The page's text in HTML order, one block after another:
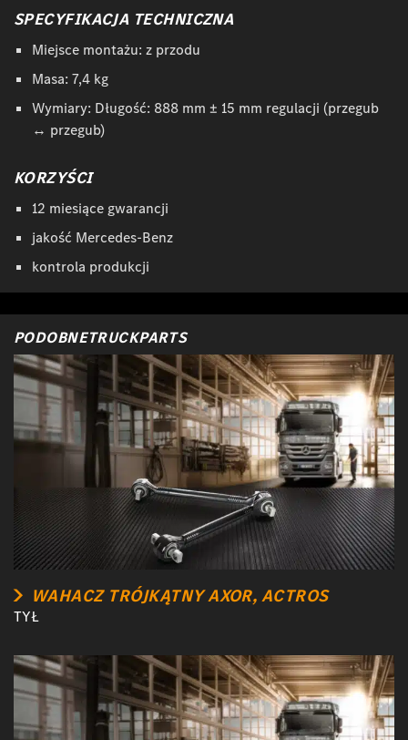
SPECYFIKACJA TECHNICZNA
Miejsce montażu: z przodu
Masa: 7,4 kg
Wymiary: Długość: 888 mm ± 15 mm regulacji (przegub
↔ przegub)
KORZYŚCI
12 miesiące gwarancji
jakość Mercedes-Benz
kontrola produkcji
PODOBNETRUCKPARTS
WAHACZ TRÓJKĄTNY AXOR, ACTROS
TYŁ